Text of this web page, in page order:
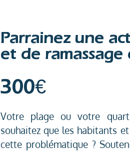
Parrainez une
et de
300€
Votre plage ou votre
souhaitez que les habitants
cette problématique ?